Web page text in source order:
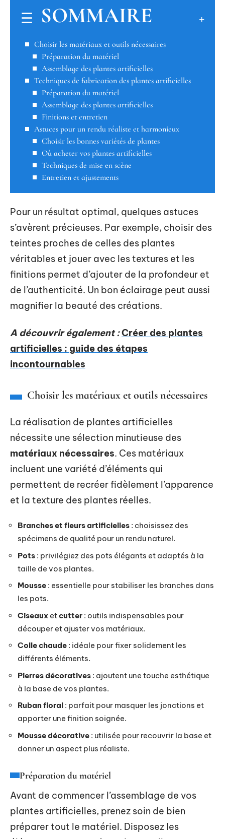
SOMMAIRE
Choisir les matériaux et outils nécessaires
Préparation du matériel
Assemblage des plantes artificielles
Techniques de fabrication des plantes artificielles
Préparation du matériel
Assemblage des plantes artificielles
Finitions et entretien
Astuces pour un rendu réaliste et harmonieux
Choisir les bonnes variétés de plantes
Où acheter vos plantes artificielles
Techniques de mise en scène
Entretien et ajustements
Pour un résultat optimal, quelques astuces
s’avèrent précieuses. Par exemple, choisir des
teintes proches de celles des plantes
véritables et jouer avec les textures et les
finitions permet d’ajouter de la profondeur et
de l’authenticité. Un bon éclairage peut aussi
magnifier la beauté des créations.
A découvrir également :Créer des plantes
artificielles : guide des étapes
incontournables
Choisir les matériaux et outils nécessaires
La réalisation de plantes artificielles
nécessite une sélection minutieuse des
matériaux nécessaires. Ces matériaux
incluent une variété d’éléments qui
permettent de recréer fidèlement l’apparence
et la texture des plantes réelles.
Branches et fleurs artificielles : choisissez des
spécimens de qualité pour un rendu naturel.
Pots : privilégiez des pots élégants et adaptés à la
taille de vos plantes.
Mousse : essentielle pour stabiliser les branches dans
les pots.
Ciseaux etcutter : outils indispensables pour
découper et ajuster vos matériaux.
Colle chaude : idéale pour fixer solidement les
différents éléments.
Pierres décoratives : ajoutent une touche esthétique
à la base de vos plantes.
Ruban floral : parfait pour masquer les jonctions et
apporter une finition soignée.
Mousse décorative : utilisée pour recouvrir la base et
donner un aspect plus réaliste.
Préparation du matériel
Avant de commencer l’assemblage de vos
plantes artificielles, prenez soin de bien
préparer tout le matériel. Disposez les